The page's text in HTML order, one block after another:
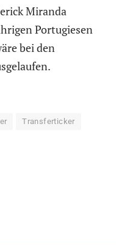
Miranda
Portugiesen
bei den
Transferticker